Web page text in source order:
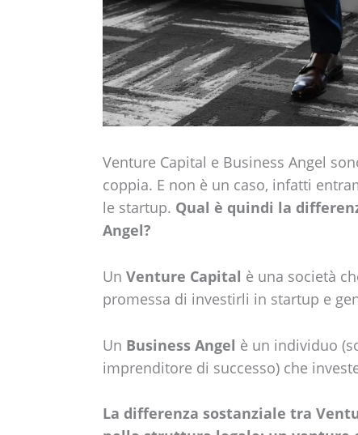
Venture Capital e Business Angel
coppia. E non è un caso, infatti
le startup. Qual è quindi la
Angel?
Un Venture Capital è una società
promessa di investirli in startup e
Un Business Angel è un individuo
imprenditore di successo) che
La differenza sostanziale tra